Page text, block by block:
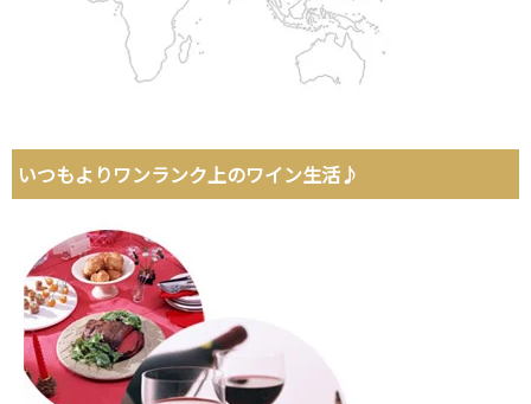
いつもよりワンランク上のワイン生活♪